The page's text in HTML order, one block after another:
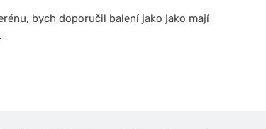
bych doporučil balení jako jako mají